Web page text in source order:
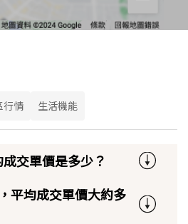
行情 生活機能
交單價是多少？
平均成交單價大約多